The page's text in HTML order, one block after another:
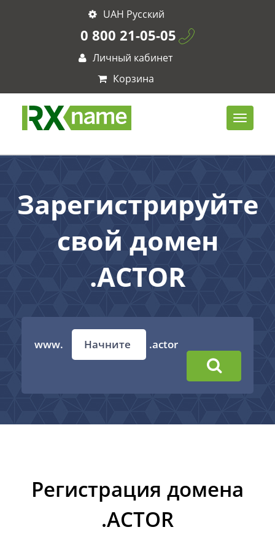
UAH Русский
0 800 21-05-05
Личный кабинет
Корзина
Зарегистрируйте
свой домен
.ACTOR
www. .actor
Регистрация домена
.ACTOR